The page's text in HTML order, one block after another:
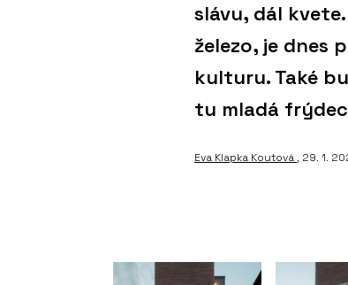
slávu, dál
železo, je dnes
kulturu. Také
tu mladá
Eva Klapka Koutová, 29. 1.